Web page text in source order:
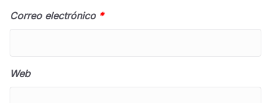
Correo electrónico *
Web